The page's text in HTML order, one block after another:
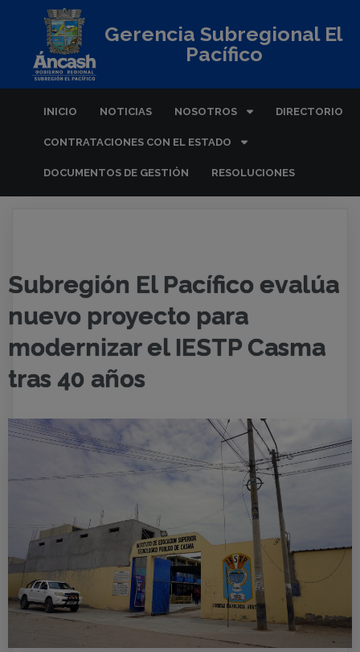
Gerencia Subregional El
Pacífico
INICIO NOTICIAS NOSOTROS DIRECTORIO
CONTRATACIONES CON EL ESTADO
DOCUMENTOS DE GESTIÓN RESOLUCIONES
Subregión El Pacífico evalúa
nuevo proyecto para
modernizar el IESTP Casma
tras 40 años